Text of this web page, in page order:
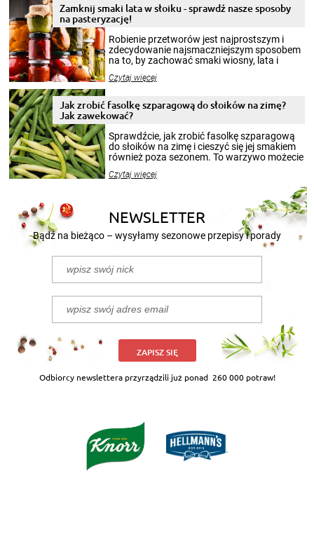
Zamknij smaki lata w słoiku - sprawdź nasze sposoby
na pasteryzację!
Robienie przetworów jest najprostszym i
zdecydowanie najsmaczniejszym sposobem
na to, by zachować smaki wiosny, lata i
krajobrazów, by cieszyć nimi oko w sezonie
pełni poczuć atmosferę cieplejszych
miesięcy. Przygotowanie słoików ze
smakowitą zawartością musi obejmować
patenty, które pozwolą zachować świeżość
przetworów.
Czytaj więcej
Jak zrobić fasolkę szparagową do słoików na zimę?
Jak zawekować?
Sprawdźcie, jak zrobić fasolkę szparagową
do słoików na zimę i cieszyć się jej smakiem
również poza sezonem. To warzywo możecie
nasze propozycje!
Czytaj więcej
NEWSLETTER
Bądź na bieżąco – wysyłamy sezonowe przepisy i porady
ZAPISZ SIĘ
Odbiorcy newslettera przyrządzili już ponad 260 000 potraw!